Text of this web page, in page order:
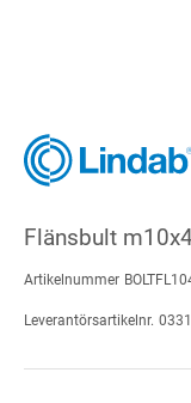
Flänsbult
Artikelnummer
Leverantörsartikelnr.